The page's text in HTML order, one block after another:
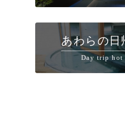
あわらの日
Day trip hot